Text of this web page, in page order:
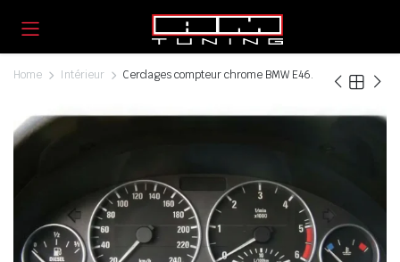
Home Intérieur Cerclages compteur chrome BMW E46.